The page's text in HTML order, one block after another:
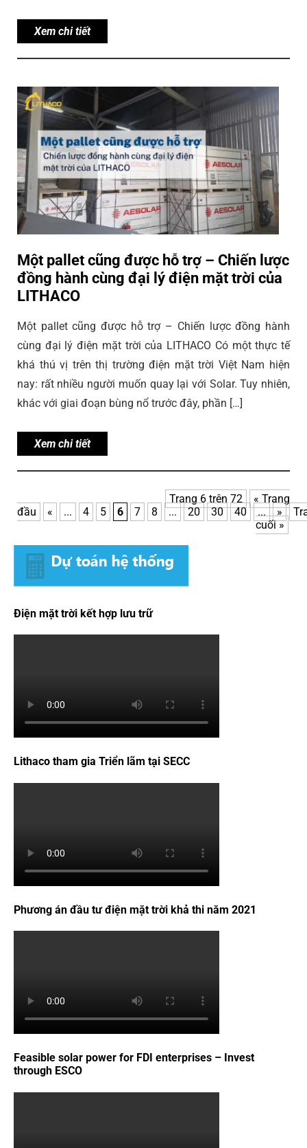
Xem chi tiết
Một pallet cũng được hỗ trợ – Chiến lược
đồng hành cùng đại lý điện mặt trời của
LITHACO
Một pallet cũng được hỗ trợ – Chiến lược đồng hành
cùng đại lý điện mặt trời của LITHACO Có một thực tế
khá thú vị trên thị trường điện mặt trời Việt Nam hiện
nay: rất nhiều người muốn quay lại với Solar. Tuy nhiên,
khác với giai đoạn bùng nổ trước đây, phần […]
Xem chi tiết
Trang 6 trên 72
« Trang
đầu
« ... 4 5 6 7 8 ... 20 30 40 ... »
cuối »
Điện mặt trời kết hợp lưu trữ
Lithaco tham gia Triển lãm tại SECC
Phương án đầu tư điện mặt trời khả thi năm 2021
Feasible solar power for FDI enterprises – Invest
through ESCO